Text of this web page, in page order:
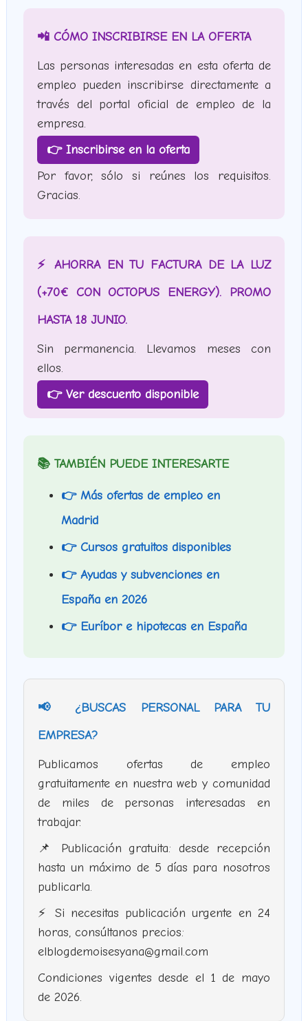
📲 CÓMO INSCRIBIRSE EN LA OFERTA
Las personas interesadas en esta oferta de
empleo pueden inscribirse directamente a
través del portal oficial de empleo de la
empresa.
👉 Inscribirse en la oferta
Por favor, sólo si reúnes los requisitos.
Gracias.
⚡ AHORRA EN TU FACTURA DE LA LUZ
(+70€ CON OCTOPUS ENERGY). PROMO
HASTA 18 JUNIO.
Sin permanencia. Llevamos meses con
ellos.
👉 Ver descuento disponible
📚 TAMBIÉN PUEDE INTERESARTE
👉 Más ofertas de empleo en
Madrid
👉 Cursos gratuitos disponibles
👉 Ayudas y subvenciones en
España en 2026
👉 Euríbor e hipotecas en España
📢 ¿BUSCAS PERSONAL PARA TU
EMPRESA?
Publicamos ofertas de empleo
gratuitamente en nuestra web y comunidad
de miles de personas interesadas en
trabajar.
📌 Publicación gratuita: desde recepción
hasta un máximo de 5 días para nosotros
publicarla.
⚡ Si necesitas publicación urgente en 24
horas, consúltanos precios:
elblogdemoisesyana@gmail.com
Condiciones vigentes desde el 1 de mayo
de 2026.